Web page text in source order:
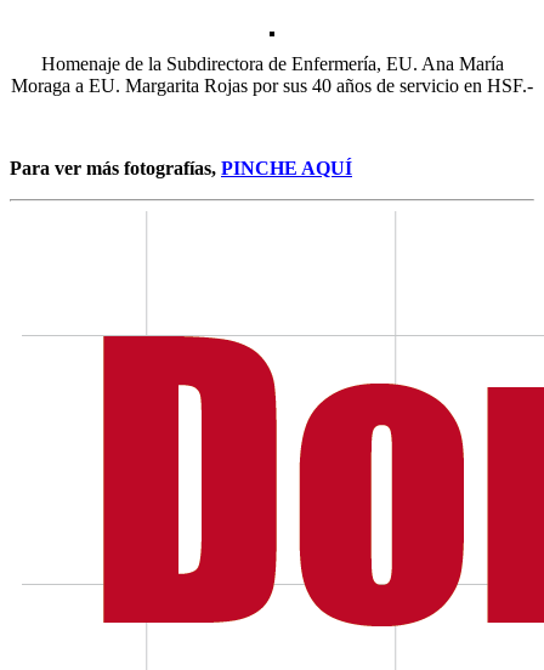
Homenaje de la Subdirectora de Enfermería, EU. Ana María
Moraga a EU. Margarita Rojas por sus 40 años de servicio en HSF.-
Para ver más fotografías, PINCHE AQUÍ